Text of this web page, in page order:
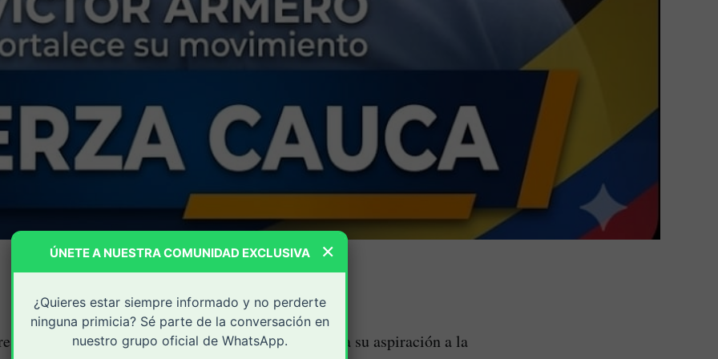
voluntaria e irrevocable" de Norvey Yesid Conda
a su aspiración a la
×
ÚNETE A NUESTRA COMUNIDAD EXCLUSIVA
¿Quieres estar siempre informado y no perderte
ninguna primicia? Sé parte de la conversación en
nuestro grupo oficial de WhatsApp.